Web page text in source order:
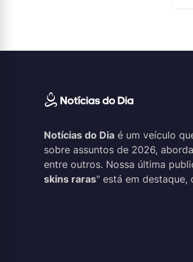
Notícias do Dia é um veículo
sobre assuntos de 2026,
entre outros. Nossa última
skins raras" está em destaque,